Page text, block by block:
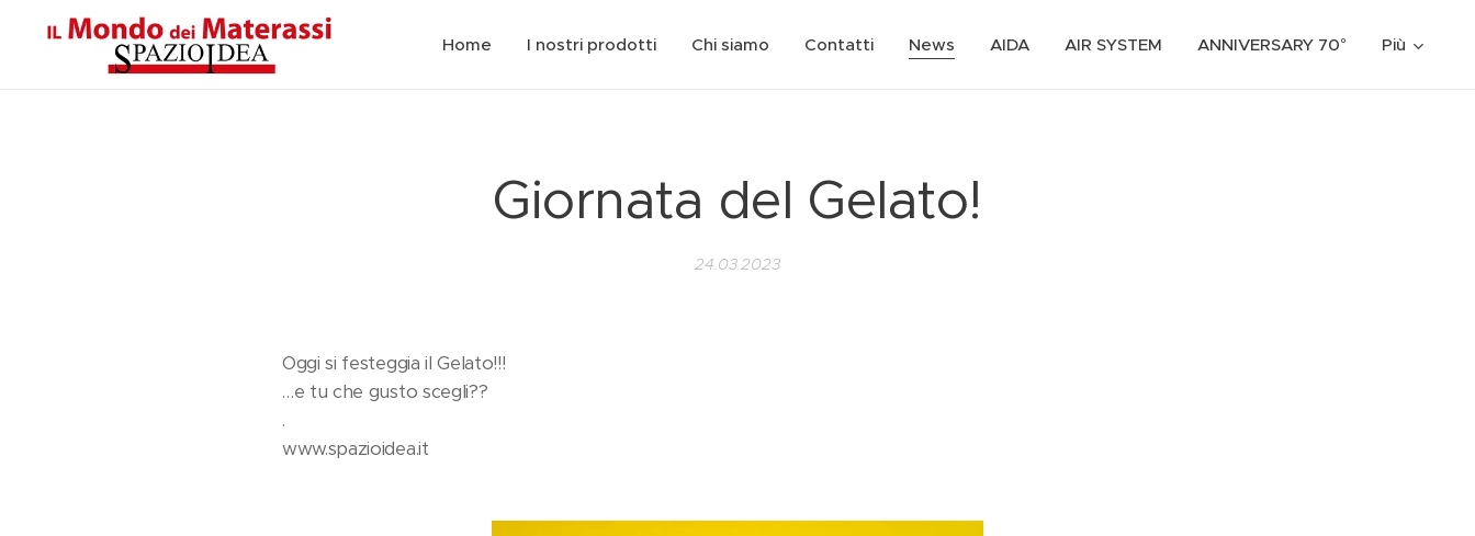
Home I nostri prodotti Chi siamo Contatti News AIDA AIR SYSTEM ANNIVERSARY 70° Più
Giornata del Gelato!
24.03.2023
Oggi si festeggia il Gelato!!! 🍦😋
…e tu che gusto scegli?? 🙃
.
www.spazioidea.it